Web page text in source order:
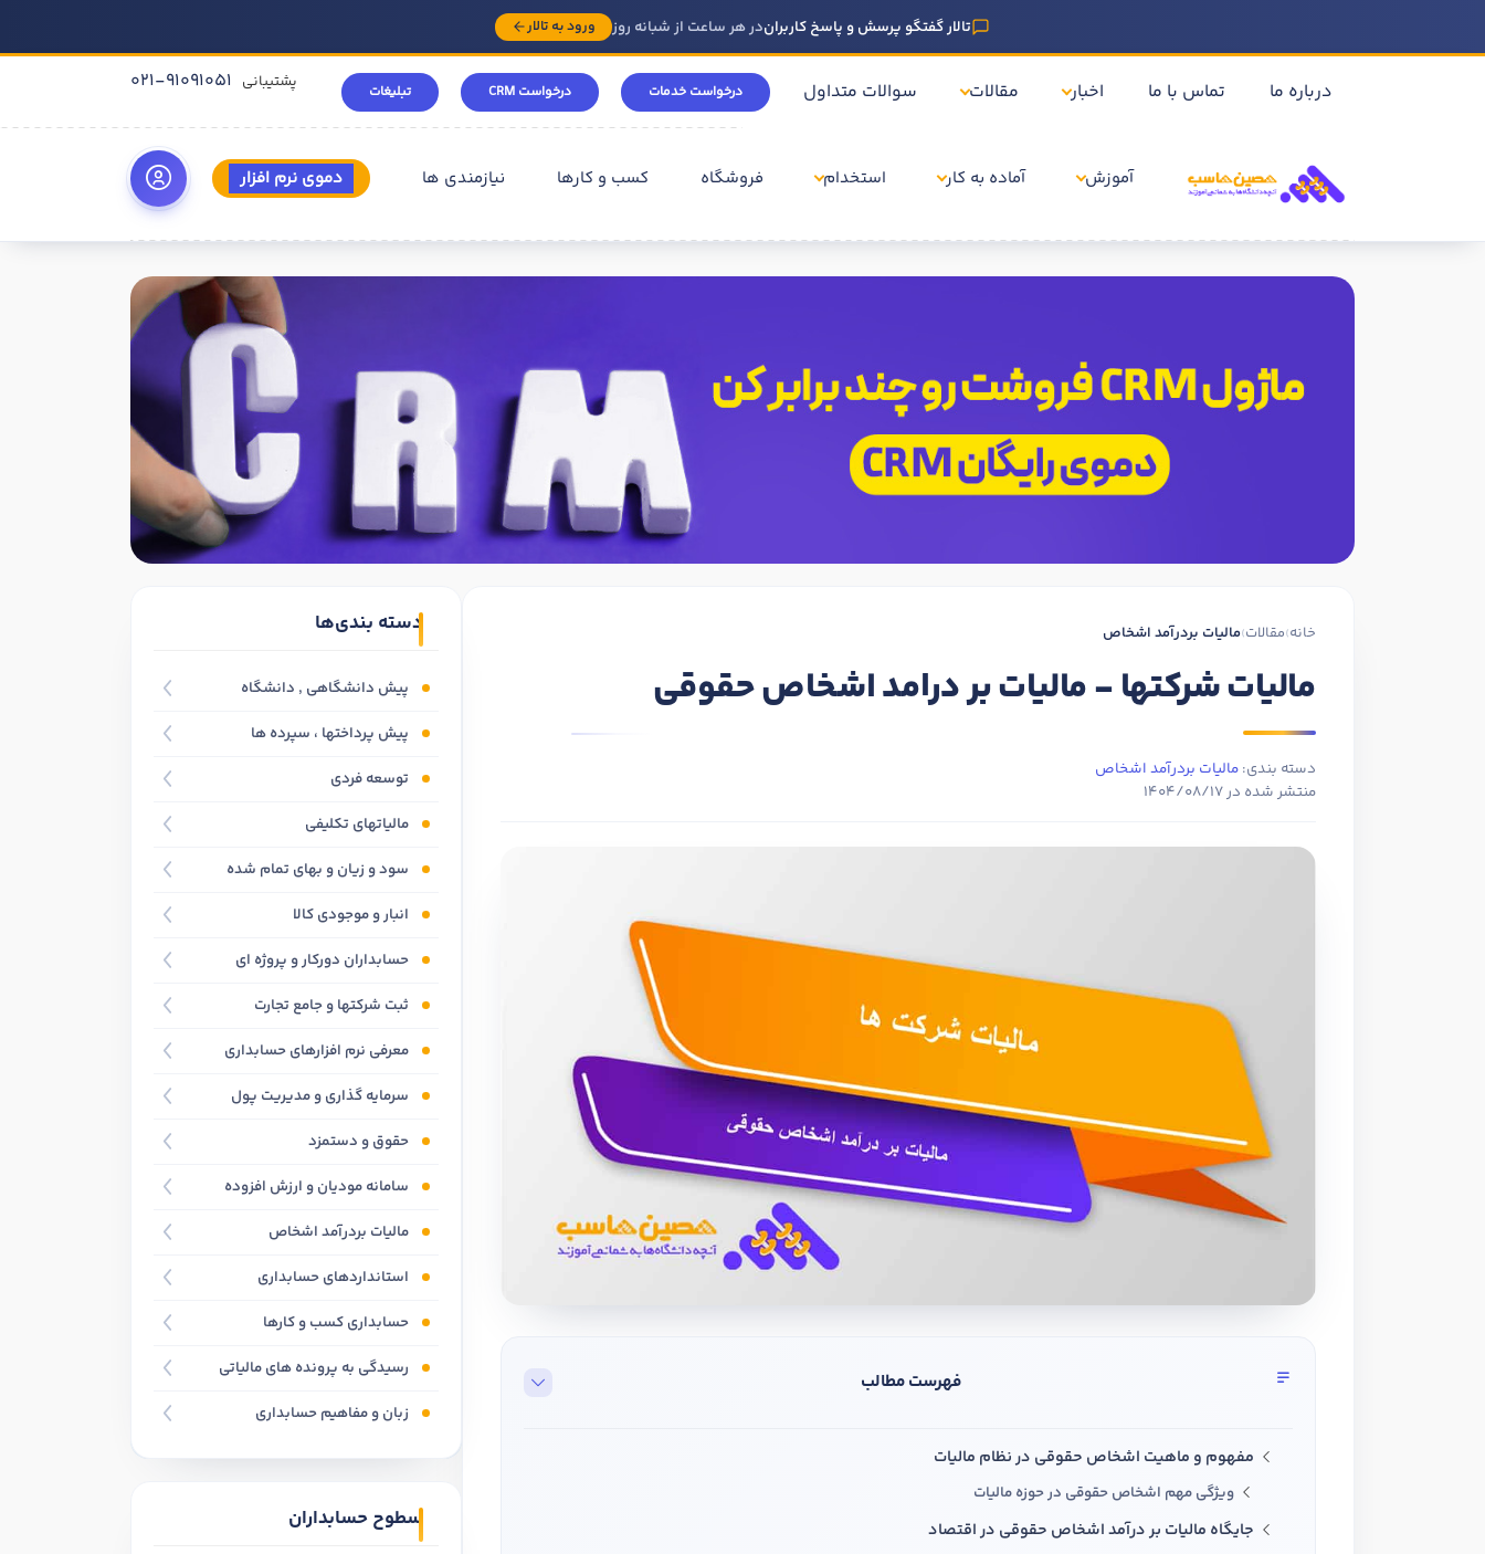
تالار گفتگو پرسش و پاسخ کاربراندر هر ساعت از شبانه روز ورود به تالار
درباره ما تماس با ما اخبار مقالات سوالات متداول درخواست خدمات درخواست CRM تبلیغات 021-91091051 پشتیبانی
آموزش آماده به کار استخدام فروشگاه کسب و کارها نیازمندی ها دموی نرم افزار
خانه›مقالات›مالیات بردرآمد اشخاص
مالیات شرکتها - مالیات بر درامد اشخاص حقوقی
دسته بندی:مالیات بردرآمد اشخاص
منتشر شده در1404/08/17
فهرست مطالب
مفهوم و ماهیت اشخاص حقوقی در نظام مالیات
ویژگی مهم اشخاص حقوقی در حوزه مالیات
جایگاه مالیات بر درآمد اشخاص حقوقی در اقتصاد
دسته بندی‌ها
پیش دانشگاهی , دانشگاه
پیش پرداختها ، سپرده ها
توسعه فردی
مالیاتهای تکلیفی
سود و زیان و بهای تمام شده
انبار و موجودی کالا
حسابداران دورکار و پروژه ای
ثبت شرکتها و جامع تجارت
معرفی نرم افزارهای حسابداری
سرمایه گذاری و مدیریت پول
حقوق و دستمزد
سامانه مودیان و ارزش افزوده
مالیات بردرآمد اشخاص
استانداردهای حسابداری
حسابداری کسب و کارها
رسیدگی به پرونده های مالیاتی
زبان و مفاهیم حسابداری
سطوح حسابداران